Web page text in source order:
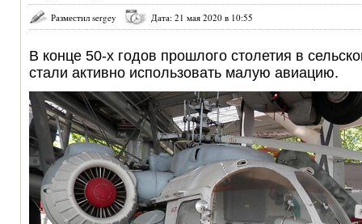
Разместил sergey Дата: 21 мая 2020 в 10:55
В конце 50-х годов прошлого столетия в
стали активно использовать малую авиацию.